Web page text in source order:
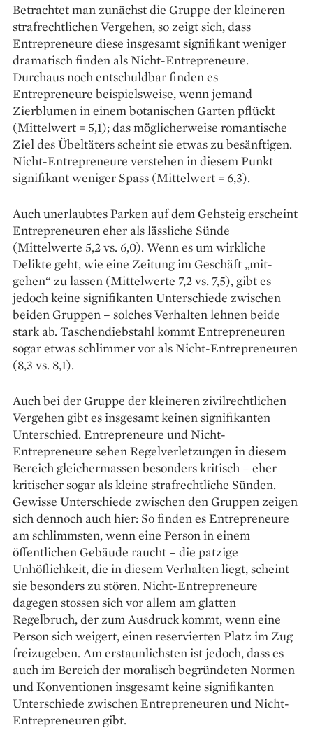
Betrachtet man zunächst die Gruppe der kleineren
strafrechtlichen Vergehen, so zeigt sich, dass
Entrepreneure diese insgesamt signifikant weniger
dramatisch finden als Nicht-Entrepre­neure.
Durchaus noch entschuldbar finden es
Entrepreneure beispielsweise, wenn jemand
Zierblumen in einem botanischen Garten pflückt
(Mittelwert = 5,1); das möglicherweise romantische
Ziel des Übeltäters scheint sie etwas zu besänftigen.
Nicht-Entrepreneure verstehen in diesem Punkt
signifikant weniger Spass (Mittel­wert = 6,3).
Auch unerlaubtes Parken auf dem Gehsteig erscheint
Entrepreneuren eher als lässliche Sünde
(Mittelwerte 5,2 vs. 6,0). Wenn es um wirkliche
Delikte geht, wie eine Zeitung im Geschäft „mit­
gehen“ zu lassen (Mittelwerte 7,2 vs. 7,5), gibt es
jedoch keine signifikanten Unterschiede zwischen
beiden Gruppen – solches Verhalten lehnen beide
stark ab. Taschendiebstahl kommt Entrepreneuren
sogar etwas schlimmer vor als Nicht-Entrepre­neuren
(8,3 vs. 8,1).
Auch bei der Gruppe der kleineren zivilrechtlichen
Vergehen gibt es insgesamt keinen signifikanten
Unterschied. Entrepreneure und Nicht-
Entrepreneure sehen Regelverletzungen in diesem
Bereich gleichermassen besonders kri­tisch – eher
kritischer sogar als kleine strafrecht­liche Sünden.
Gewisse Unterschiede zwischen den Gruppen zeigen
sich dennoch auch hier: So finden es Entrepreneure
am schlimmsten, wenn eine Person in einem
öffentlichen Gebäude raucht – die patzige
Unhöflichkeit, die in diesem Verhalten liegt, scheint
sie besonders zu stören. Nicht-Entrepre­neure
dagegen stossen sich vor allem am glatten
Regelbruch, der zum Ausdruck kommt, wenn eine
Person sich weigert, einen reservierten Platz im Zug
freizugeben. Am erstaunlichsten ist jedoch, dass es
auch im Bereich der moralisch begründeten Normen
und Konventionen insgesamt keine signi­fikanten
Unterschiede zwischen Entrepreneuren und Nicht-
Entrepreneuren gibt.